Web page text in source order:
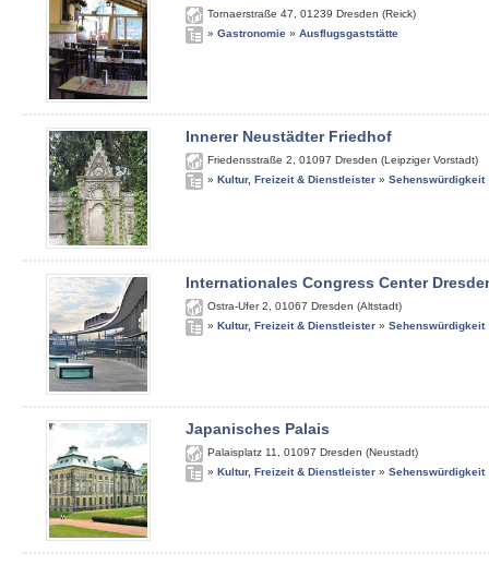
Tornaerstraße 47 01239 Dresden (Reick)
» Gastronomie » Ausflugsgaststätte
Innerer Neustädter Friedhof
Friedensstraße 2 01097 Dresden (Leipziger Vorstadt)
» Kultur, Freizeit & Dienstleister » Sehenswürdigkeit
Internationales Congress Center
Ostra-Ufer 2 01067 Dresden (Altstadt)
» Kultur, Freizeit & Dienstleister » Sehenswürdigkeit
Japanisches Palais
Palaisplatz 11 01097 Dresden (Neustadt)
» Kultur, Freizeit & Dienstleister » Sehenswürdigkeit